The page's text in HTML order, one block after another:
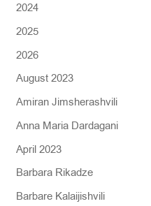
o
r
:
2024
2025
2026
August 2023
Amiran Jimsherashvili
Anna Maria Dardagani
April 2023
Barbara Rikadze
Barbare Kalaijishvili